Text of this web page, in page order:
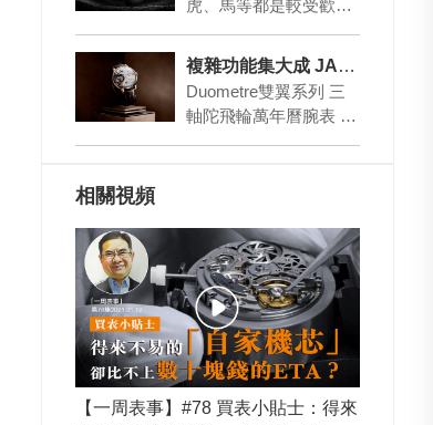
虎、馬等都是較受歡迎
肖外，也有不少人是因
為喜歡這些動物而購
買…
複雜功能集大成 JAEGER-LECOULTRE 積家
Duometre雙翼系列 三
軸陀飛輪萬年曆腕表
相關視頻
【一周表事】#78 買表小貼士：得來